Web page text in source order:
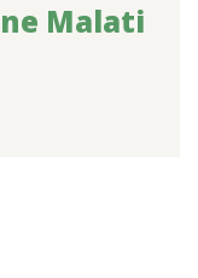
Malati